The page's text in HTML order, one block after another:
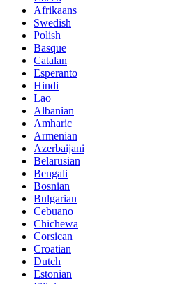
Afrikaans
Swedish
Polish
Basque
Catalan
Esperanto
Hindi
Lao
Albanian
Amharic
Armenian
Azerbaijani
Belarusian
Bengali
Bosnian
Bulgarian
Cebuano
Chichewa
Corsican
Croatian
Dutch
Estonian